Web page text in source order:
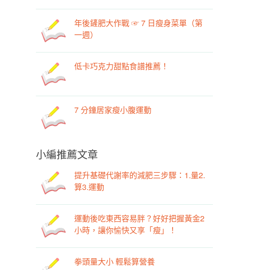
年後鏟肥大作戰 ☞ 7 日瘦身菜單（第
一週）
低卡巧克力甜點食譜推薦！
7 分鐘居家瘦小腹運動
小編推薦文章
提升基礎代謝率的減肥三步驟：1.量2.
算3.運動
運動後吃東西容易胖？好好把握黃金2
小時，讓你愉快又享「瘦」！
拳頭量大小 輕鬆算營養